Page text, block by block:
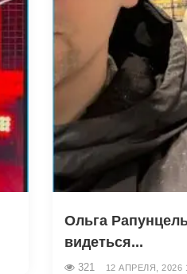
Ольга
видеться...
321 12 АПРЕЛЯ, 2026